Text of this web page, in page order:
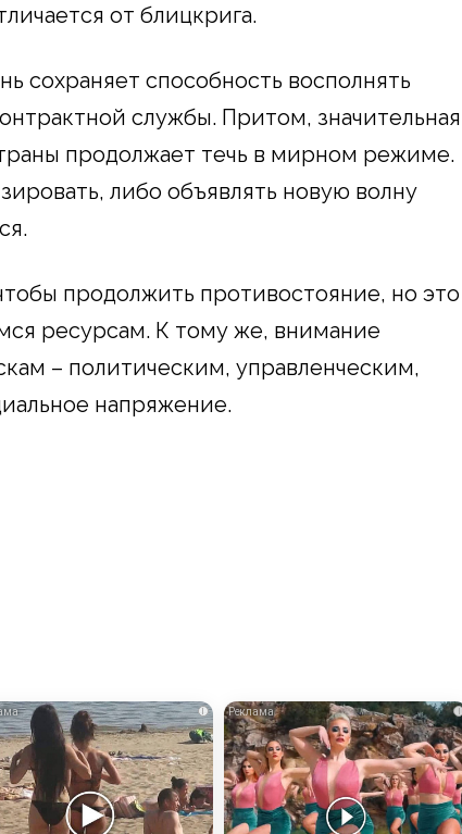
от блицкрига.
сохраняет способность восполнять
службы. Притом, значительная
продолжает течь в мирном режиме.
либо объявлять новую волну
продолжить противостояние, но это
ресурсам. К тому же, внимание
– политическим, управленческим,
напряжение.
i i